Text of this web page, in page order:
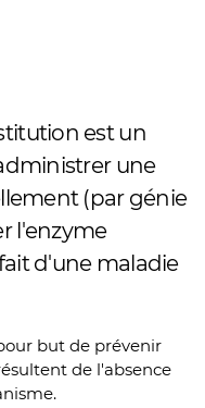
est un
une
(par génie
l'enzyme
d'une maladie
but de prévenir
de l'absence